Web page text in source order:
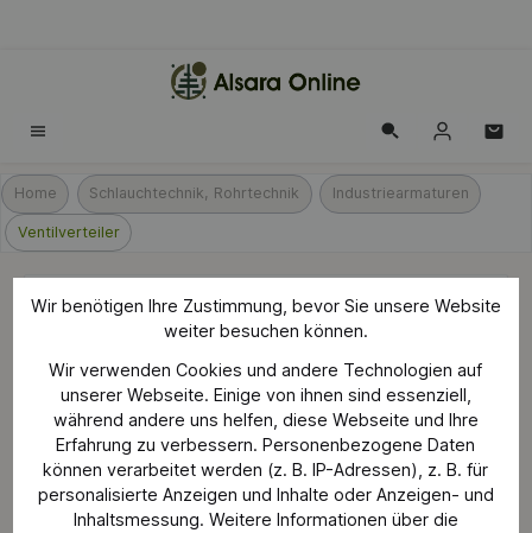
Home Schlauchtechnik, Rohrtechnik Industriearmaturen
Ventilverteiler
VABM Ventilverteiler für zuverlässige
Fluidsteuerung
Bildergalerie überspringen
Wir benötigen Ihre Zustimmung, bevor Sie unsere Website
weiter besuchen können.
Wir verwenden Cookies und andere Technologien auf
unserer Webseite. Einige von ihnen sind essenziell,
während andere uns helfen, diese Webseite und Ihre
Erfahrung zu verbessern. Personenbezogene Daten
können verarbeitet werden (z. B. IP-Adressen), z. B. für
personalisierte Anzeigen und Inhalte oder Anzeigen- und
Inhaltsmessung. Weitere Informationen über die